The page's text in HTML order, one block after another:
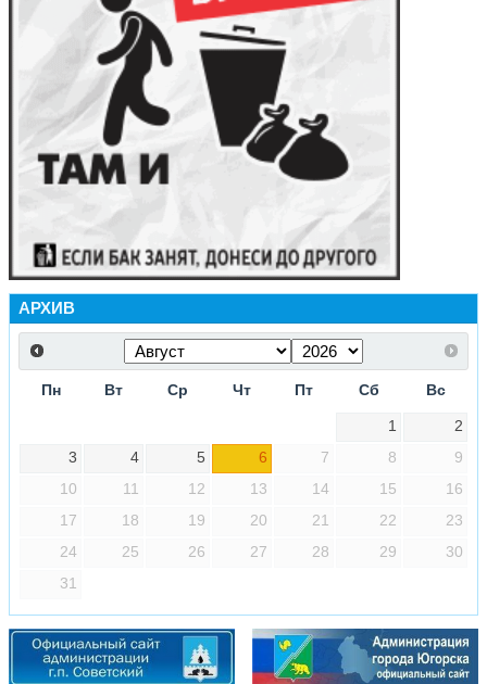
АРХИВ
Пн Вт Ср Чт Пт Сб Вс
1
2
3
4 5 6 7 8
9
10
11 12 13 14 15
16
17
18 19 20 21 22
23
24
25 26 27 28 29
30
31